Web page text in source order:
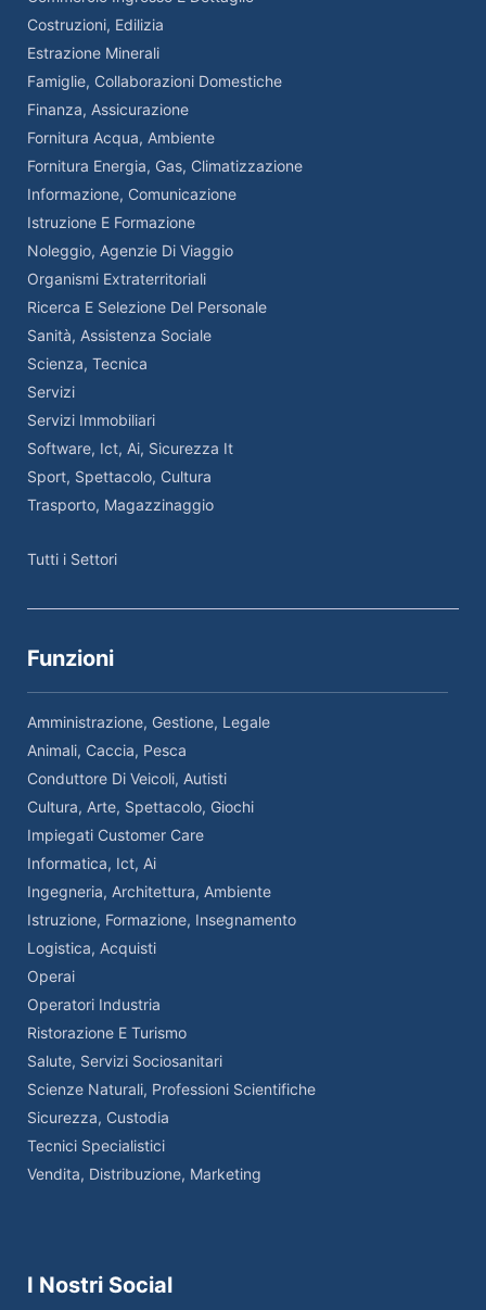
Costruzioni, Edilizia
Estrazione Minerali
Famiglie, Collaborazioni Domestiche
Finanza, Assicurazione
Fornitura Acqua, Ambiente
Fornitura Energia, Gas, Climatizzazione
Informazione, Comunicazione
Istruzione E Formazione
Noleggio, Agenzie Di Viaggio
Organismi Extraterritoriali
Ricerca E Selezione Del Personale
Sanità, Assistenza Sociale
Scienza, Tecnica
Servizi
Servizi Immobiliari
Software, Ict, Ai, Sicurezza It
Sport, Spettacolo, Cultura
Trasporto, Magazzinaggio
Tutti i Settori
Funzioni
Amministrazione, Gestione, Legale
Animali, Caccia, Pesca
Conduttore Di Veicoli, Autisti
Cultura, Arte, Spettacolo, Giochi
Impiegati Customer Care
Informatica, Ict, Ai
Ingegneria, Architettura, Ambiente
Istruzione, Formazione, Insegnamento
Logistica, Acquisti
Operai
Operatori Industria
Ristorazione E Turismo
Salute, Servizi Sociosanitari
Scienze Naturali, Professioni Scientifiche
Sicurezza, Custodia
Tecnici Specialistici
Vendita, Distribuzione, Marketing
I Nostri Social